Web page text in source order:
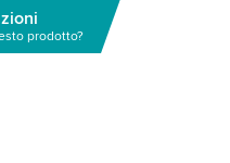
prodotto?